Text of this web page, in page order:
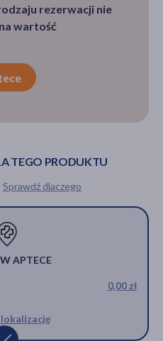
rezerwacji nie
wartość
TEGO PRODUKTU
Sprawdź dlaczego
APTECE
0,00 zł